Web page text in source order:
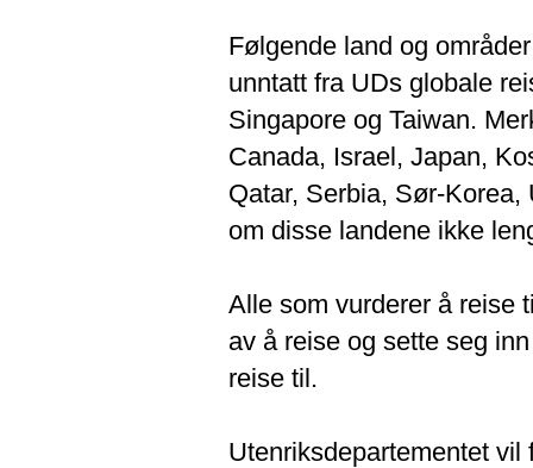
Følgende land og
unntatt fra UDs globale
Singapore og Taiwan.
Canada, Israel, Japan,
Qatar, Serbia, Sør-
om disse landene ikke
Alle som vurderer å reise
av å reise og sette seg
reise til.
Utenriksdepartementet